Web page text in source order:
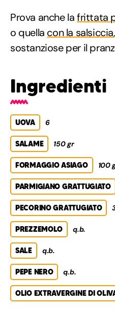
Prova anche lafrittata
o quella con la salsiccia
sostanziose per il
Ingredienti
UOVA 6
SALAME 150 gr
FORMAGGIO ASIAGO 100
PARMIGIANO GRATTUGIATO
PECORINO GRATTUGIATO
PREZZEMOLO q.b.
SALE q.b.
PEPE NERO q.b.
OLIO EXTRAVERGINE DI